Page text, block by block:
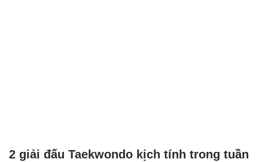
2 giải đấu Taekwondo kịch tính trong tuần